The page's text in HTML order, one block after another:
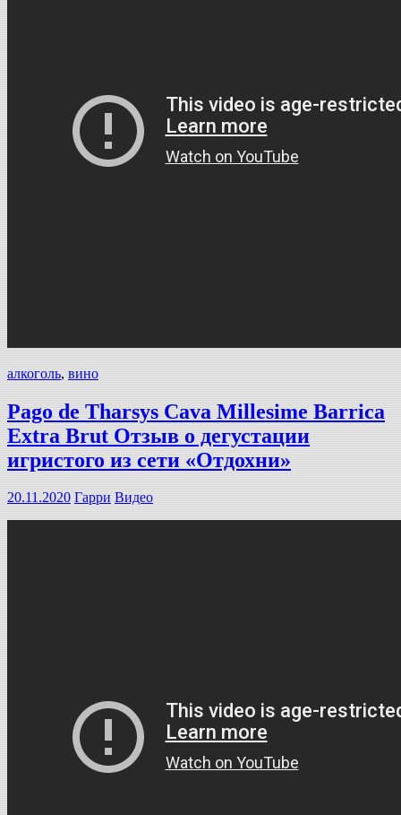
алкоголь, вино
Pago de Tharsys Cava Millesime Barrica
Extra Brut Отзыв о дегустации
игристого из сети «Отдохни»
20.11.2020 Гарри Видео